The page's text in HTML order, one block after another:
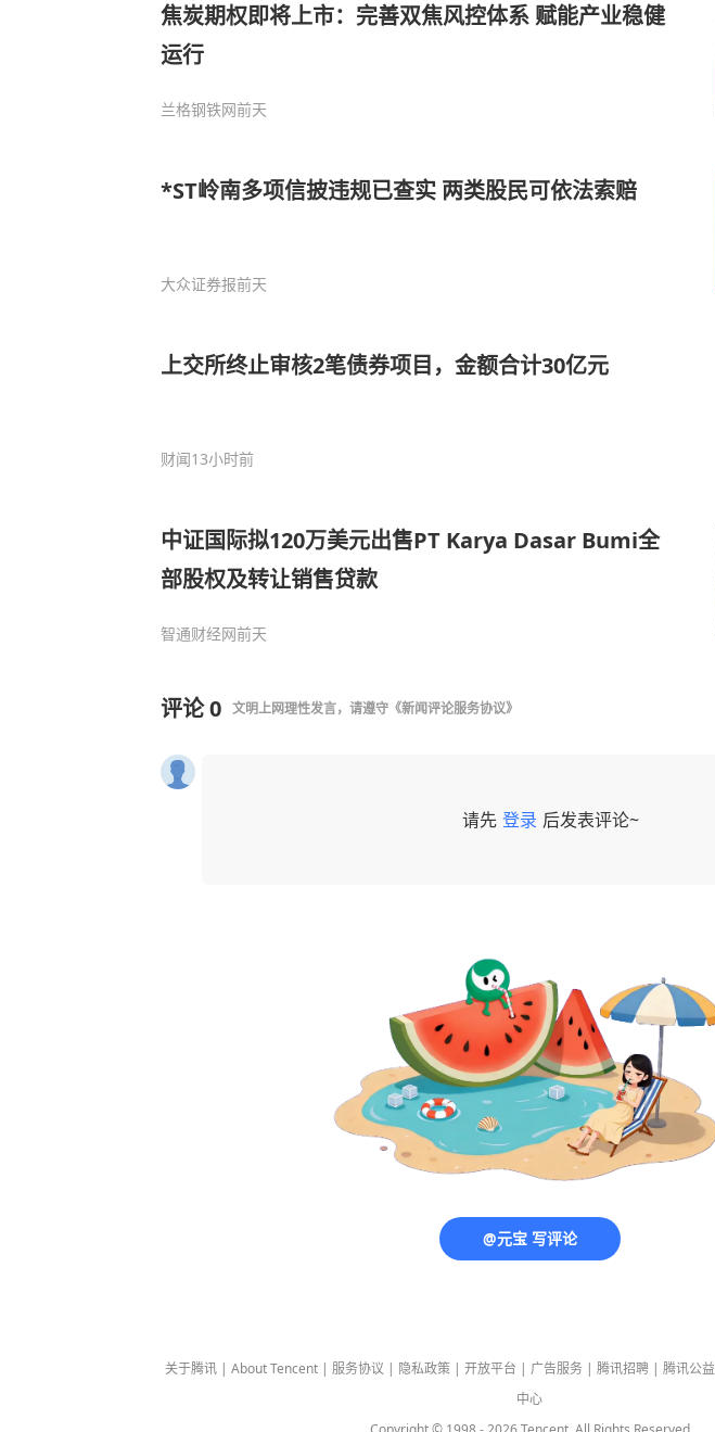
焦炭期权即将上市：完善双焦风控体系 赋能产业稳健
运行
兰格钢铁网前天
*ST岭南多项信披违规已查实 两类股民可依法索赔
大众证券报前天
上交所终止审核2笔债券项目，金额合计30亿元
财闻13小时前
中证国际拟120万美元出售PT Karya Dasar Bumi全
部股权及转让销售贷款
智通财经网前天
评论0 文明上网理性发言，请遵守 《新闻评论服务协议》
请先 登录 后发表评论~
@元宝 写评论
关于腾讯 | About Tencent | 服务协议 | 隐私政策 | 开放平台 | 广告服务 | 腾讯招聘 | 腾讯公益
中心